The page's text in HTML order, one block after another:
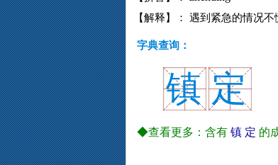
【解释】： 遇到紧急的情况不
字典查询：
镇 定
◆查看更多：含有 镇 定 的